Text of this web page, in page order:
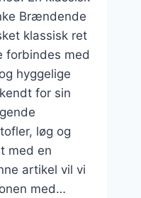
Brændende
klassisk ret
forbindes med
hyggelige
for sin
løg og
med en
artikel vil vi
med…